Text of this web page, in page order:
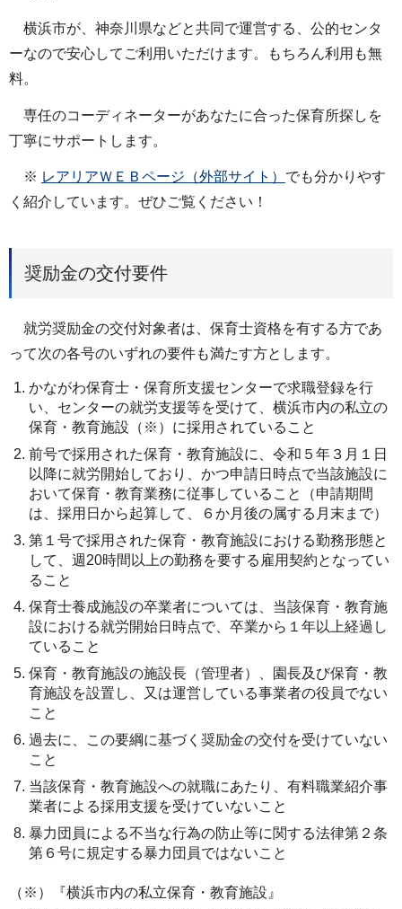
横浜市が、神奈川県などと共同で運営する、公的センタ
ーなので安心してご利用いただけます。もちろん利用も無
料。
専任のコーディネーターがあなたに合った保育所探しを
丁寧にサポートします。
※ レアリアＷＥＢページ（外部サイト） でも分かりやす
く紹介しています。ぜひご覧ください！
奨励金の交付要件
就労奨励金の交付対象者は、保育士資格を有する方であ
って次の各号のいずれの要件も満たす方とします。
かながわ保育士・保育所支援センターで求職登録を行
い、センターの就労支援等を受けて、横浜市内の私立の
保育・教育施設（※）に採用されていること
前号で採用された保育・教育施設に、令和５年３月１日
以降に就労開始しており、かつ申請日時点で当該施設に
おいて保育・教育業務に従事していること（申請期間
は、採用日から起算して、６か月後の属する月末まで）
第１号で採用された保育・教育施設における勤務形態と
して、週20時間以上の勤務を要する雇用契約となってい
ること
保育士養成施設の卒業者については、当該保育・教育施
設における就労開始日時点で、卒業から１年以上経過し
ていること
保育・教育施設の施設長（管理者）、園長及び保育・教
育施設を設置し、又は運営している事業者の役員でない
こと
過去に、この要綱に基づく奨励金の交付を受けていない
こと
当該保育・教育施設への就職にあたり、有料職業紹介事
業者による採用支援を受けていないこと
暴力団員による不当な行為の防止等に関する法律第２条
第６号に規定する暴力団員ではないこと
（※）『横浜市内の私立保育・教育施設』